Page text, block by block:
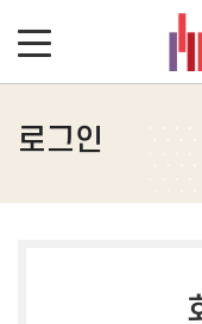
로그인